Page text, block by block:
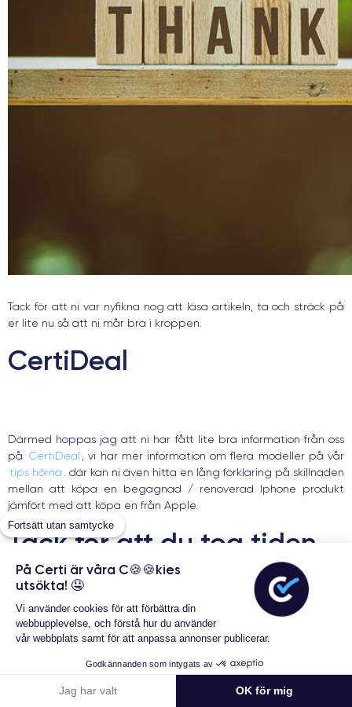
Tack för att ni var nyfikna nog att läsa artikeln, ta och sträck på
er lite nu så att ni mår bra i kroppen.
CertiDeal
Därmed hoppas jag att ni har fått lite bra information från oss
på CertiDeal
, vi har mer information om flera modeller på vår
tips hörna
. där kan ni även hitta en lång förklaring på skillnaden
mellan att köpa en begagnad / renoverad Iphone produkt
jämfört med att köpa en från Apple.
Tack för att du tog tiden
att läsa
ångersrätt. med din hjälp förminskar vi världens koldioxidutsläpp
en mobil i taget. Iphone se finns i stort lager hos CertiDeal för
ett extremt bra pris.
Fortsätt utan samtycke
På Certi är våra C🍪🍪kies
utsökta! 🤤
Vi använder cookies för att förbättra din
webbupplevelse, och förstå hur du använder
vår webbplats samt för att anpassa annonser publicerar.
Godkännanden som intygats av
Jag har valt OK för mig